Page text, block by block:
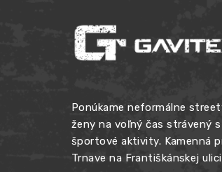
Ponúkame neformálne
ženy na voľný čas strávený
športové aktivity. Kamenná
Trnave na Františkánskej